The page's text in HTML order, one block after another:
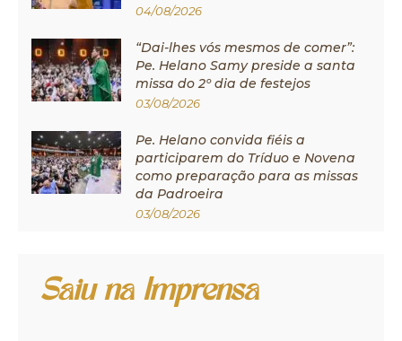
04/08/2026
“Dai-lhes vós mesmos de comer”:
Pe. Helano Samy preside a santa
missa do 2º dia de festejos
03/08/2026
Pe. Helano convida fiéis a
participarem do Tríduo e Novena
como preparação para as missas
da Padroeira
03/08/2026
Saiu na Imprensa